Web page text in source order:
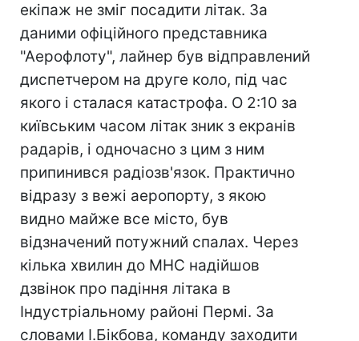
екіпаж не зміг посадити літак. За
даними офіційного представника
"Аерофлоту", лайнер був відправлений
диспетчером на друге коло, під час
якого і сталася катастрофа. О 2:10 за
київським часом літак зник з екранів
радарів, і одночасно з цим з ним
припинився радіозв'язок. Практично
відразу з вежі аеропорту, з якою
видно майже все місто, був
відзначений потужний спалах. Через
кілька хвилин до МНС надійшов
дзвінок про падіння літака в
Індустріальному районі Пермі. За
словами І.Бікбова, команду заходити